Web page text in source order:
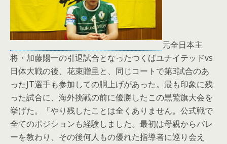
元全日本主
将・加藤陽一の引退試合となったつくばユナイテッドvs
日体大戦の後、花束贈呈と、同じコートで第3試合のあ
ったJT選手も参加しての胴上げがあった。最も印象に残
った試合に、海外挑戦の前に優勝したこの黒鷲旗大会を
挙げた。「やり残したことは全くありません。公式戦で
全てのポジションも経験しました。最初は母親からバレ
ーを教わり、その後何人もの優れた指導者に巡り会え